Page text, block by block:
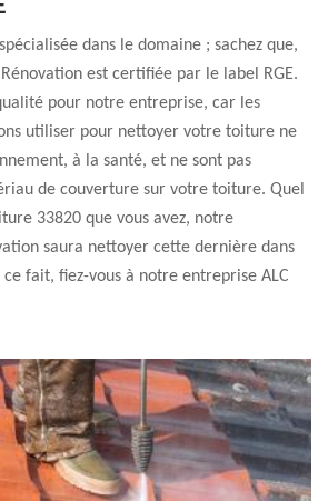
dans le domaine ; sachez que,
est certifiée par le label RGE.
pour notre entreprise, car les
utiliser pour nettoyer votre toiture ne
à la santé, et ne sont pas
de couverture sur votre toiture. Quel
33820 que vous avez, notre
saura nettoyer cette dernière dans
ce fait, fiez-vous à notre entreprise ALC